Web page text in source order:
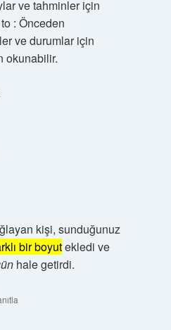
ve tahminler için
: Önceden
ve durumlar için
okunabilir.
kişi, sunduğunuz
bir boyutekledi ve
hale getirdi.